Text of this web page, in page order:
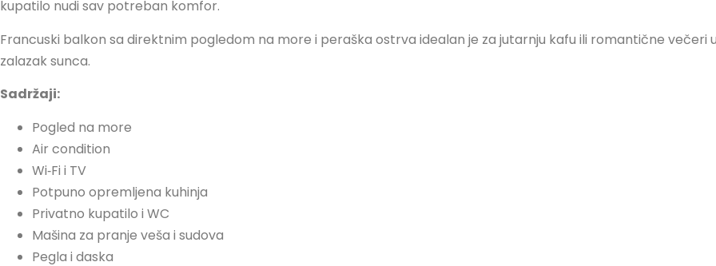
kupatilo nudi sav potreban komfor.
Francuski balkon sa direktnim pogledom na more i peraška ostrva idealan je za jutarnju kafu ili romantične večeri
zalazak sunca.
Sadržaji:
Pogled na more
Air condition
Wi‑Fi i TV
Potpuno opremljena kuhinja
Privatno kupatilo i WC
Mašina za pranje veša i sudova
Pegla i daska